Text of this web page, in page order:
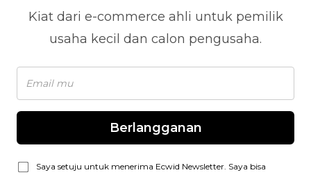
Kiat dari e-commerce ahli untuk pemilik
usaha kecil dan calon pengusaha.
Berlangganan
Saya setuju untuk menerima Ecwid Newsletter. Saya bisa